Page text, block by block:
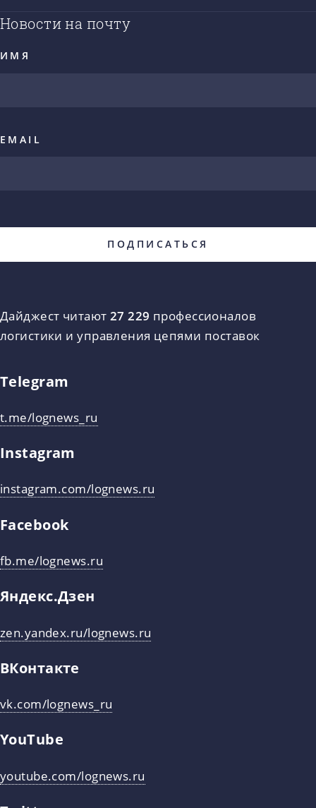
Новости на почту
ИМЯ
EMAIL
Дайджест читают 27 229 профессионалов
логистики и управления цепями поставок
Telegram
t.me/lognews_ru
Instagram
instagram.com/lognews.ru
Facebook
fb.me/lognews.ru
Яндекс.Дзен
zen.yandex.ru/lognews.ru
ВКонтакте
vk.com/lognews_ru
YouTube
youtube.com/lognews.ru